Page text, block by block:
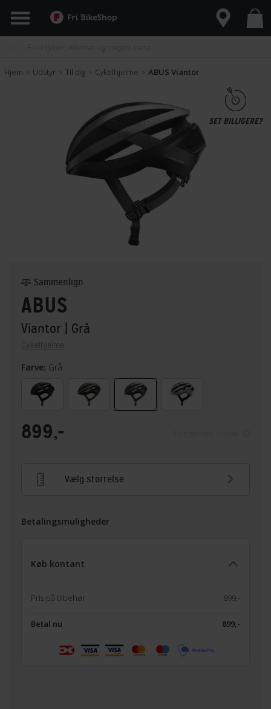
Hjem > Udstyr > Til dig > Cykelhjelme > ABUS Viantor
SET BILLIGERE?
ABUS
Viantor | Grå
Cykelhjelme
Sammenlign
Farve: Grå
899,-
Vælg størrelse
Betalingsmuligheder
Køb kontant
Pris på tilbehør 899,-
Betal nu 899,-